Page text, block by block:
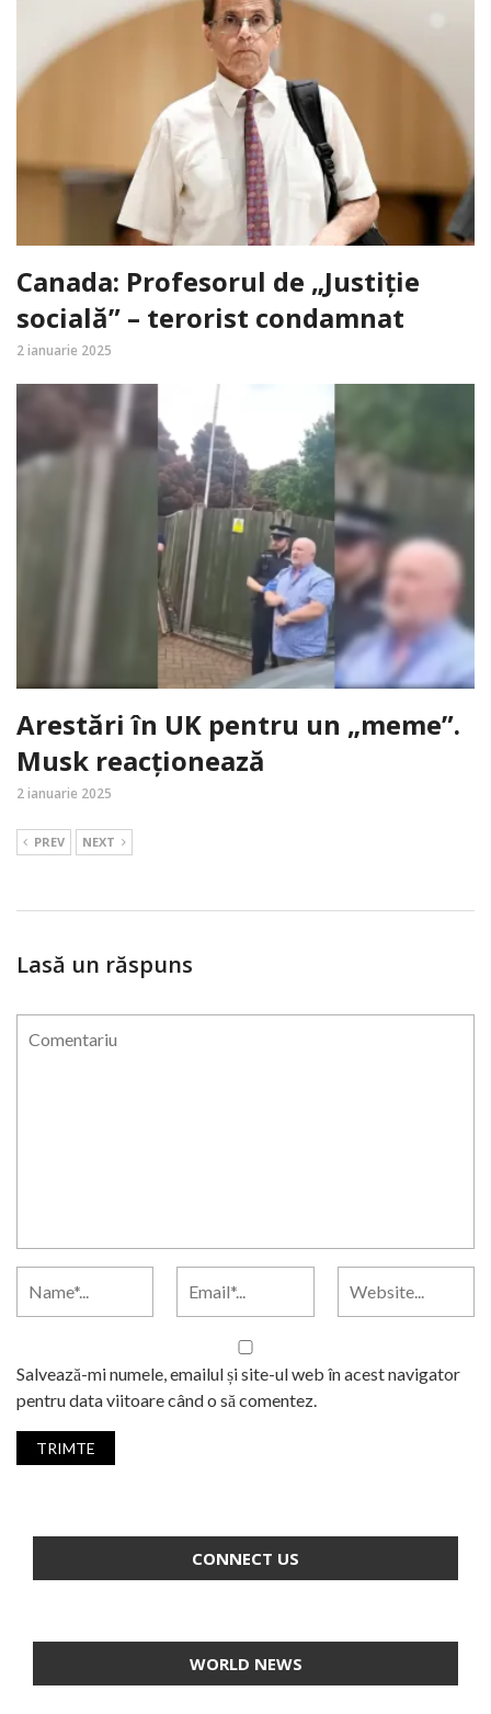
Canada: Profesorul de „Justiție
socială” – terorist condamnat
2 ianuarie 2025
Arestări în UK pentru un „meme”.
Musk reacționează
2 ianuarie 2025
PREV NEXT
Lasă un răspuns
Salvează-mi numele, emailul și site-ul web în acest navigator
pentru data viitoare când o să comentez.
CONNECT US
WORLD NEWS